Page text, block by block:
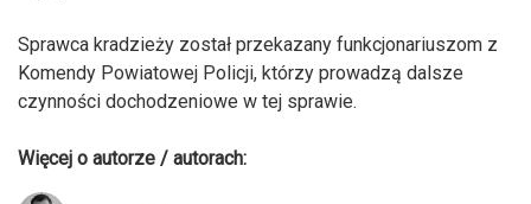
Sprawca kradzieży został przekazany funkcjonariuszom z
Komendy Powiatowej Policji, którzy prowadzą dalsze
czynności dochodzeniowe w tej sprawie.
Więcej o autorze / autorach: